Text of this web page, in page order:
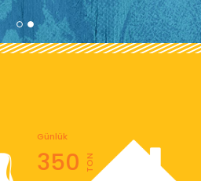
350
Günlük
TON